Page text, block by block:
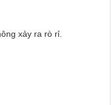
xảy ra rò rỉ.